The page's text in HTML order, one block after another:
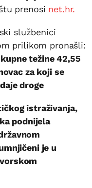
prenosi net.hr.
službenici
prilikom pronašli:
težine 42,55
za koji se
droge
istraživanja,
podnijela
je u